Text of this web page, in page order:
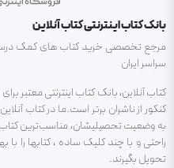
بانک کتاب اینترنتی کتاب آنلاین
مرجع تخصصی خرید کتاب های کمک درسی
سراسر ایران
کتاب آنلاین، بانک کتاب اینترنتی
کنکور از ناشران برتر است.ما در کتاب
به وضعیت تحصیلیشان، مناسب‌ترین
راحتی و با چند کلیک ساده ، کتابها را
تحویل بگیرند.